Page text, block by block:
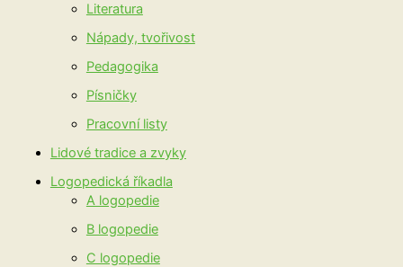
Literatura
Nápady, tvořivost
Pedagogika
Písničky
Pracovní listy
Lidové tradice a zvyky
Logopedická říkadla
A logopedie
B logopedie
C logopedie